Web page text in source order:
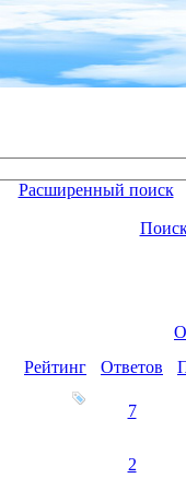
Расширенный поиск
Рейтинг
Ответов
7
2